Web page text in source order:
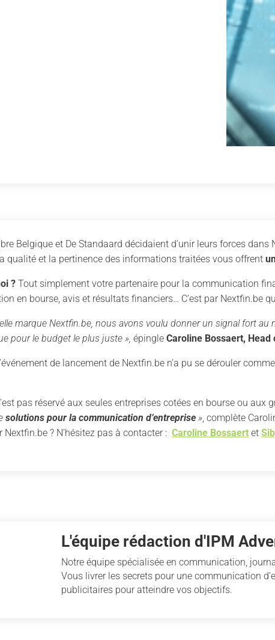
Belgique et De Standaard décidaient d’unir leurs forces
qualité et la pertinence des informations traitées vous offrent
? Tout simplement votre partenaire pour la communication
en bourse, avis et résultats financiers… C’est par Nextfin.be
marque Nextfin.be, nous avons voulu donner un signal fort au
pour le budget le plus juste », épingleCaroline Bossaert,
de lancement de Nextfin.be n’a pu se dérouler
pas réservé aux seules entreprises cotées en bourse ou aux
solutions pour la communication d’entreprise », complète
Nextfin.be ? N’hésitez pas à contacter :Caroline Bossaert et
L'équipe rédaction d'IPM
Notre équipe spécialisée en communication,
Vous livrer les secrets pour une communication
publicitaires pour atteindre vos objectifs.